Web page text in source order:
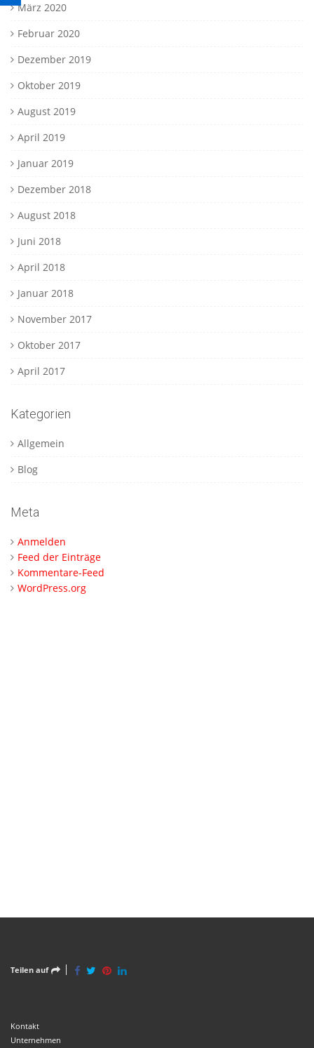
März 2020
Februar 2020
Dezember 2019
Oktober 2019
August 2019
April 2019
Januar 2019
Dezember 2018
August 2018
Juni 2018
April 2018
Januar 2018
November 2017
Oktober 2017
April 2017
Kategorien
Allgemein
Blog
Meta
Anmelden
Feed der Einträge
Kommentare-Feed
WordPress.org
Teilen auf
Kontakt
Unternehmen